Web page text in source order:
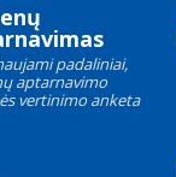
padaliniai,
aptarnavimo
vertinimo anketa